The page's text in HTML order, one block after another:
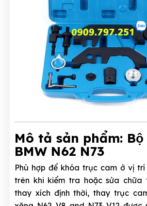
Mô tả sản phẩm:
BMW N62 N73
Phù hợp để khóa trục cam ở vị
trên khi kiểm tra hoặc sửa chữa
thay xích định thời, thay trục